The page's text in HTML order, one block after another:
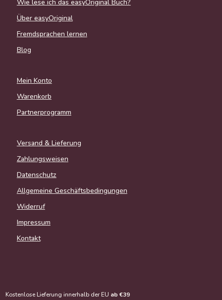
Wie lese ich das easyOriginal Buch?
Über easyOriginal
Fremdsprachen lernen
Blog
Mein Konto
Warenkorb
Partnerprogramm
Versand & Lieferung
Zahlungsweisen
Datenschutz
Allgemeine Geschäftsbedingungen
Widerruf
Impressum
Kontakt
Kostenlose Lieferung innerhalb der EU ab €39